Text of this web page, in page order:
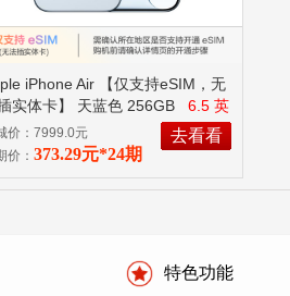
iPhone Air 【仅支持eSIM，无
实体卡】 天蓝色 256GB
6.5 英
A19 Pro 芯片
价：7999.0元
价： 373.29元*24期
去看看
特色功能